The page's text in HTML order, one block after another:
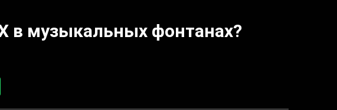
в музыкальных фонтанах?